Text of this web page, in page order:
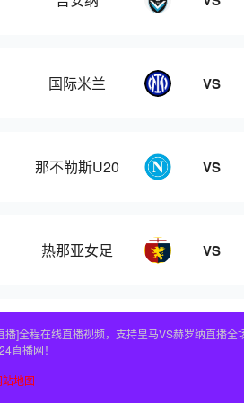
国际米兰 VS
那不勒斯U20 VS
热那亚女足 VS
播]全程在线直播视频，支持皇马VS赫罗纳直播
直播网！
站地图